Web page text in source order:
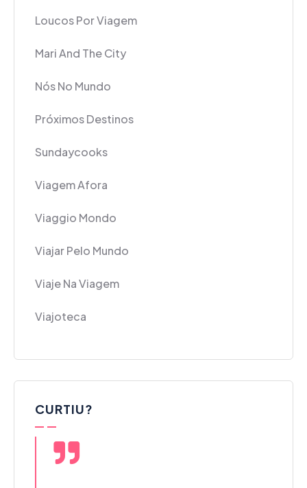
Loucos Por Viagem
Mari And The City
Nós No Mundo
Próximos Destinos
Sundaycooks
Viagem Afora
Viaggio Mondo
Viajar Pelo Mundo
Viaje Na Viagem
Viajoteca
CURTIU?